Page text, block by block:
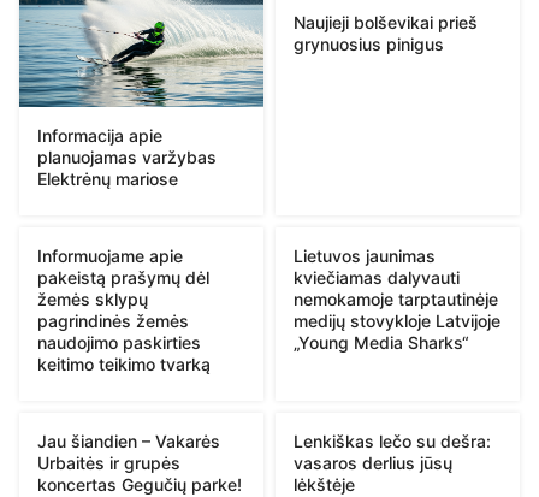
Informacija apie
planuojamas varžybas
Elektrėnų mariose
Naujieji bolševikai prieš
grynuosius pinigus
Informuojame apie
pakeistą prašymų dėl
žemės sklypų
pagrindinės žemės
naudojimo paskirties
keitimo teikimo tvarką
Lietuvos jaunimas
kviečiamas dalyvauti
nemokamoje tarptautinėje
medijų stovykloje Latvijoje
„Young Media Sharks“
Jau šiandien – Vakarės
Urbaitės ir grupės
koncertas Gegučių parke!
Lenkiškas lečo su dešra:
vasaros derlius jūsų
lėkštėje